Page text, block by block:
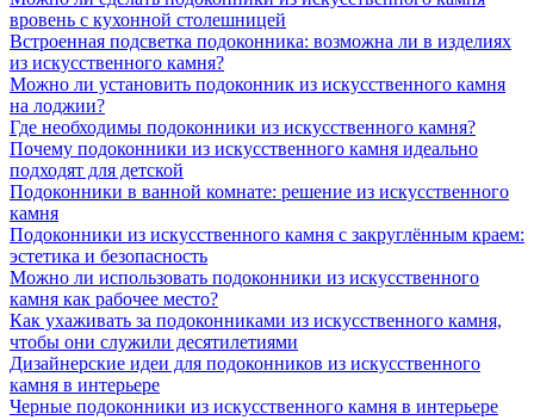
вровень с кухонной столешницей
Встроенная подсветка подоконника: возможна ли в изделиях
из искусственного камня?
Можно ли установить подоконник из искусственного камня
на лоджии?
Где необходимы подоконники из искусственного камня?
Почему подоконники из искусственного камня идеально
подходят для детской
Подоконники в ванной комнате: решение из искусственного
камня
Подоконники из искусственного камня с закруглённым краем:
эстетика и безопасность
Можно ли использовать подоконники из искусственного
камня как рабочее место?
Как ухаживать за подоконниками из искусственного камня,
чтобы они служили десятилетиями
Дизайнерские идеи для подоконников из искусственного
камня в интерьере
Черные подоконники из искусственного камня в интерьере